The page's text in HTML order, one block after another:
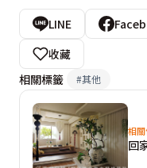
LINE
收藏
相關標籤
#其他
相
回